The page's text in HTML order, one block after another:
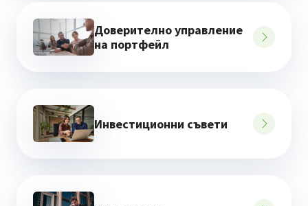
Доверително управление
на портфейл
Инвестиционни съвети